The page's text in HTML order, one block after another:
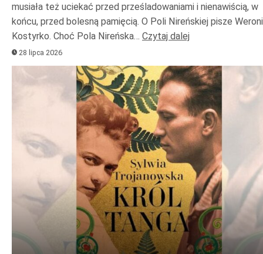
musiała też uciekać przed prześladowaniami i nienawiścią, w
końcu, przed bolesną pamięcią. O Poli Nireńskiej pisze
Kostyrko. Choć Pola Nireńska… Czytaj dalej
28 lipca 2026
plików